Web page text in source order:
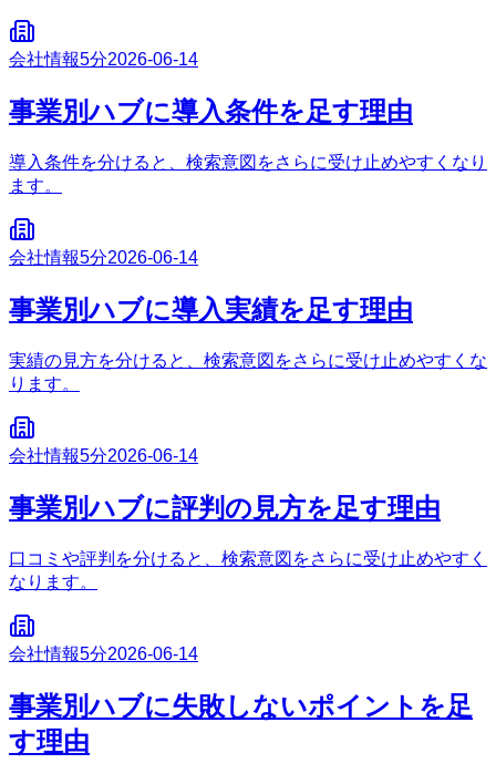
会社情報5分2026-06-14
事業別ハブに導入条件を足す理由
導入条件を分けると、検索意図をさらに受け止めやすくなり
ます。
会社情報5分2026-06-14
事業別ハブに導入実績を足す理由
実績の見方を分けると、検索意図をさらに受け止めやすくな
ります。
会社情報5分2026-06-14
事業別ハブに評判の見方を足す理由
口コミや評判を分けると、検索意図をさらに受け止めやすく
なります。
会社情報5分2026-06-14
事業別ハブに失敗しないポイントを足
す理由